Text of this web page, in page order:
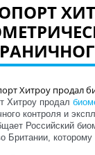
Хитроу продал
контроля и
Российский
Британии,